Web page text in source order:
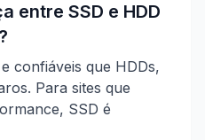
entre SSD e HDD
confiáveis que HDDs,
Para sites que
SSD é